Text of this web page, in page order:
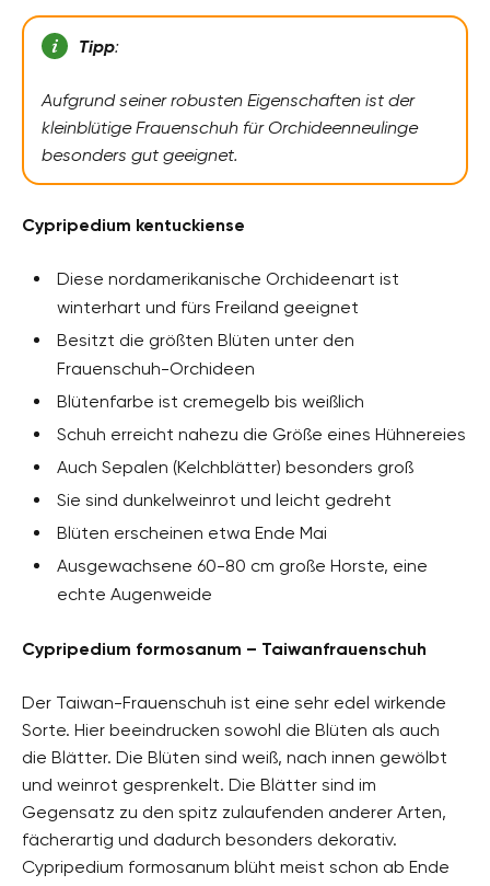
Tipp:
Aufgrund seiner robusten Eigenschaften ist der
kleinblütige Frauenschuh für Orchideenneulinge
besonders gut geeignet.
Cypripedium kentuckiense
Diese nordamerikanische Orchideenart ist
winterhart und fürs Freiland geeignet
Besitzt die größten Blüten unter den
Frauenschuh-Orchideen
Blütenfarbe ist cremegelb bis weißlich
Schuh erreicht nahezu die Größe eines Hühnereies
Auch Sepalen (Kelchblätter) besonders groß
Sie sind dunkelweinrot und leicht gedreht
Blüten erscheinen etwa Ende Mai
Ausgewachsene 60-80 cm große Horste, eine
echte Augenweide
Cypripedium formosanum – Taiwanfrauenschuh
Der Taiwan-Frauenschuh ist eine sehr edel wirkende
Sorte. Hier beeindrucken sowohl die Blüten als auch
die Blätter. Die Blüten sind weiß, nach innen gewölbt
und weinrot gesprenkelt. Die Blätter sind im
Gegensatz zu den spitz zulaufenden anderer Arten,
fächerartig und dadurch besonders dekorativ.
Cypripedium formosanum blüht meist schon ab Ende